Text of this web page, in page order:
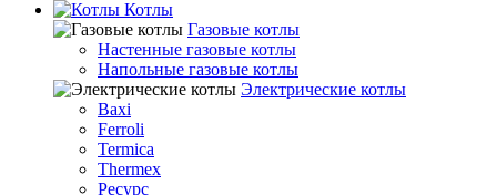
Котлы
Гaзовые котлы
Настенные газовые котлы
Напольные газовые котлы
Электрические котлы
Baxi
Ferroli
Termica
Thermex
Ресурс